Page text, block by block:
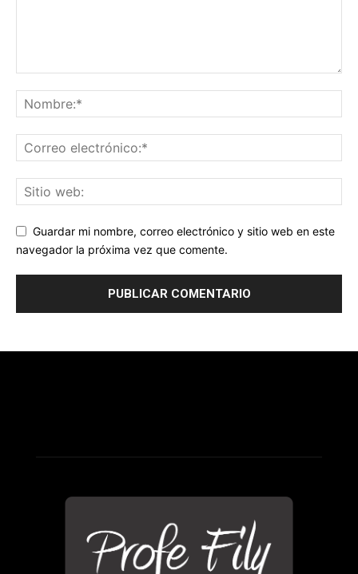
Guardar mi nombre, correo electrónico y sitio web en este
navegador la próxima vez que comente.